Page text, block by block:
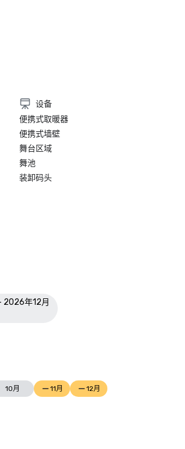
设备
便携式取暖器
便携式墙壁
舞台区域
舞池
装卸码头
年12月
10月 11月 12月